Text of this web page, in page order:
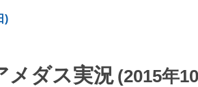
)
メダス実況 (2015年